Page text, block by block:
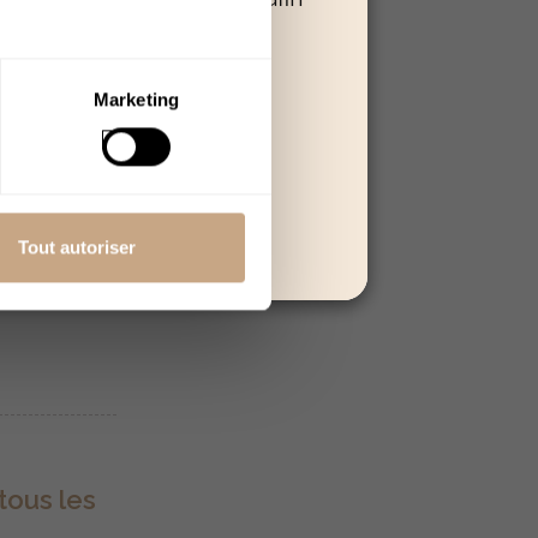
Marketing
Tout autoriser
parler du
les